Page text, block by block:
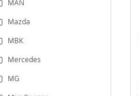
MAN
Mazda
MBK
Mercedes
MG